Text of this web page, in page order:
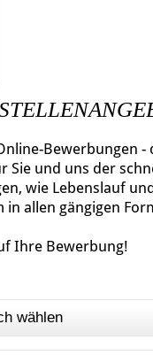
mich
Bewerbungen -
Sie und uns der
wie Lebenslauf
in allen gängigen
Ihre Bewerbung!
wählen